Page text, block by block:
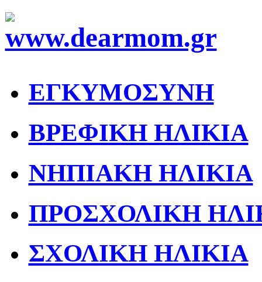
ΕΓΚΥΜΟΣΥΝΗ
ΒΡΕΦΙΚΗ ΗΛΙΚΙΑ
ΝΗΠΙΑΚΗ ΗΛΙΚΙΑ
ΠΡΟΣΧΟΛΙΚΗ
ΣΧΟΛΙΚΗ ΗΛΙΚΙΑ